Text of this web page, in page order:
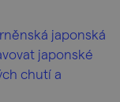
japonská
japonské
chutí a